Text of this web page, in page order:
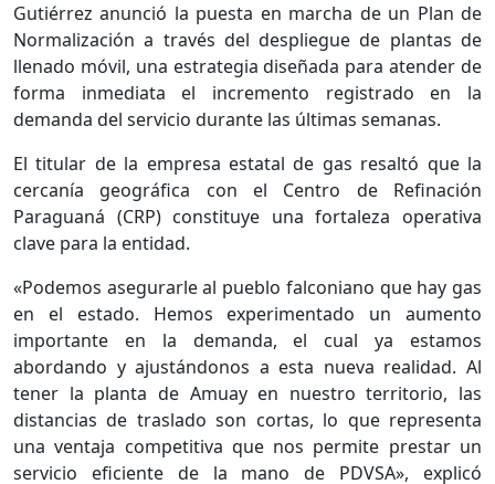
Gutiérrez anunció la puesta en marcha de un Plan de
Normalización a través del despliegue de plantas de
llenado móvil, una estrategia diseñada para atender de
forma inmediata el incremento registrado en la
demanda del servicio durante las últimas semanas.
El titular de la empresa estatal de gas resaltó que la
cercanía geográfica con el Centro de Refinación
Paraguaná (CRP) constituye una fortaleza operativa
clave para la entidad.
«Podemos asegurarle al pueblo falconiano que hay gas
en el estado. Hemos experimentado un aumento
importante en la demanda, el cual ya estamos
abordando y ajustándonos a esta nueva realidad. Al
tener la planta de Amuay en nuestro territorio, las
distancias de traslado son cortas, lo que representa
una ventaja competitiva que nos permite prestar un
servicio eficiente de la mano de PDVSA», explicó